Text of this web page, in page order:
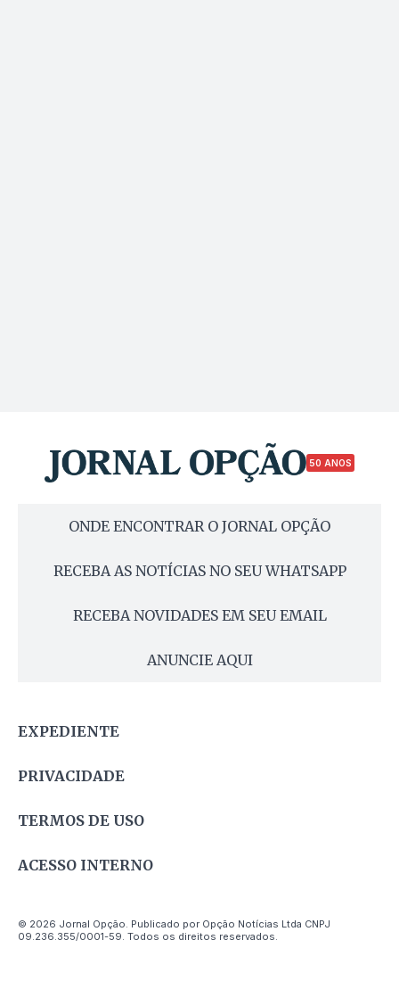
50 ANOS
ONDE ENCONTRAR O JORNAL OPÇÃO
RECEBA AS NOTÍCIAS NO SEU WHATSAPP
RECEBA NOVIDADES EM SEU EMAIL
ANUNCIE AQUI
EXPEDIENTE
PRIVACIDADE
TERMOS DE USO
ACESSO INTERNO
© 2026 Jornal Opção. Publicado por Opção Notícias Ltda CNPJ
09.236.355/0001-59. Todos os direitos reservados.